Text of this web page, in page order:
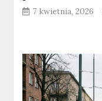
7 kwietnia, 2026